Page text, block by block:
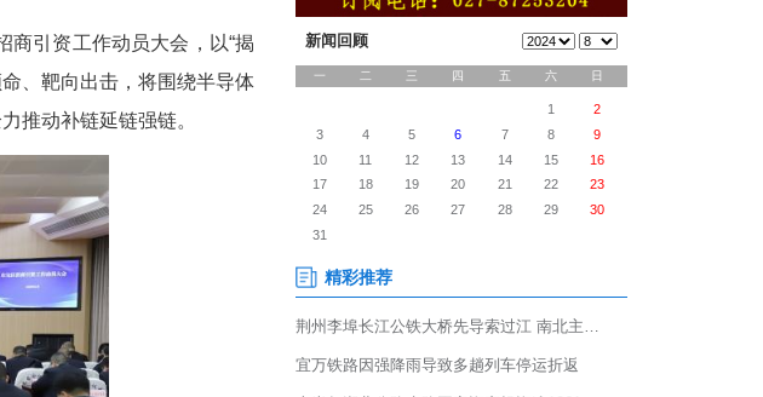
宝区召开2026年招商引资工作动员大会，以“揭
招落服”专班现场领命、靶向出击，将围绕半导体
流等重点领域，全力推动补链延链强链。